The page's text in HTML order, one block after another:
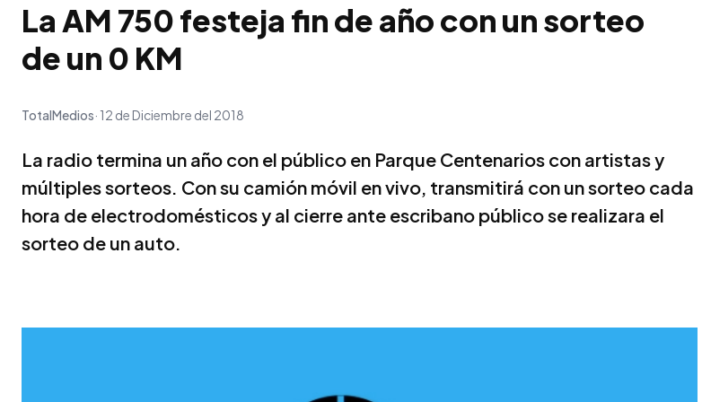
La AM 750 festeja fin de año con un sorteo
de un 0 KM
TotalMedios 12 de Diciembre del 2018
La radio termina un año con el público en Parque Centenarios con artistas y
múltiples sorteos. Con su camión móvil en vivo, transmitirá con un sorteo cada
hora de electrodomésticos y al cierre ante escribano público se realizara el
sorteo de un auto.